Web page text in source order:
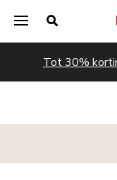
Tot 30%